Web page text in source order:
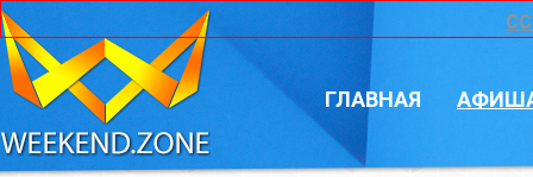
ГЛАВНАЯ